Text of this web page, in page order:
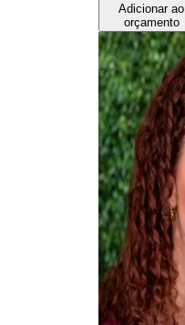
Adicionar ao
orçamento